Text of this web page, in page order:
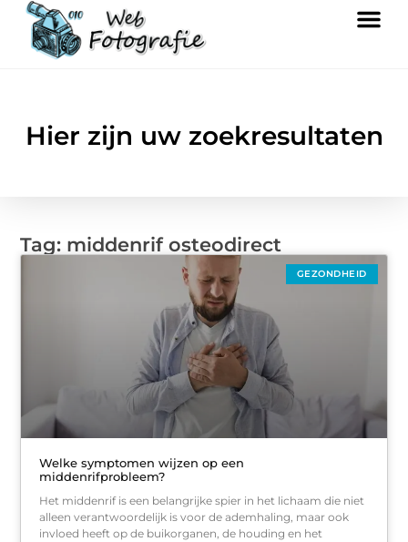
Hier zijn uw zoekresultaten
Tag: middenrif osteodirect
GEZONDHEID
Welke symptomen wijzen op een
middenrifprobleem?
Het middenrif is een belangrijke spier in het lichaam die niet
alleen verantwoordelijk is voor de ademhaling, maar ook
invloed heeft op de buikorganen, de houding en het